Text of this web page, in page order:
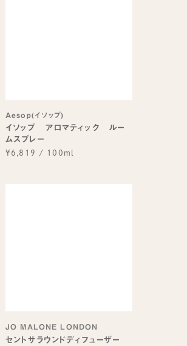
Aesop(イソップ)
イソップ アロマティック ルー
ムスプレー
¥6,819 / 100ml
JO MALONE LONDON
セントサラウンドディフューザー